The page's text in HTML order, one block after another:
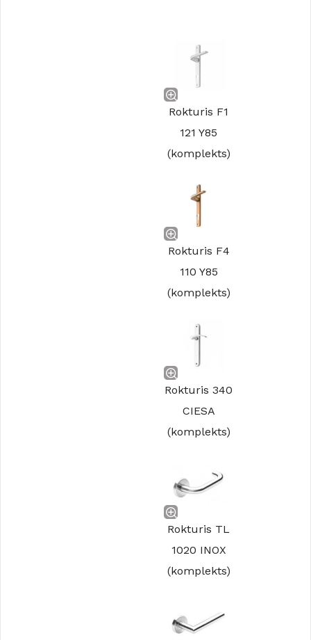
Rokturis F1
121 Y85
(komplekts)
Rokturis F4
110 Y85
(komplekts)
Rokturis 340
CIESA
(komplekts)
Rokturis TL
1020 INOX
(komplekts)